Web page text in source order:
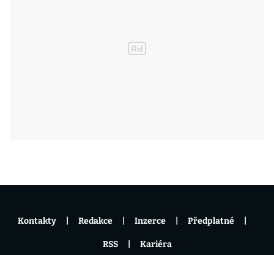
Kontakty Redakce Inzerce Předplatné
RSS Kariéra